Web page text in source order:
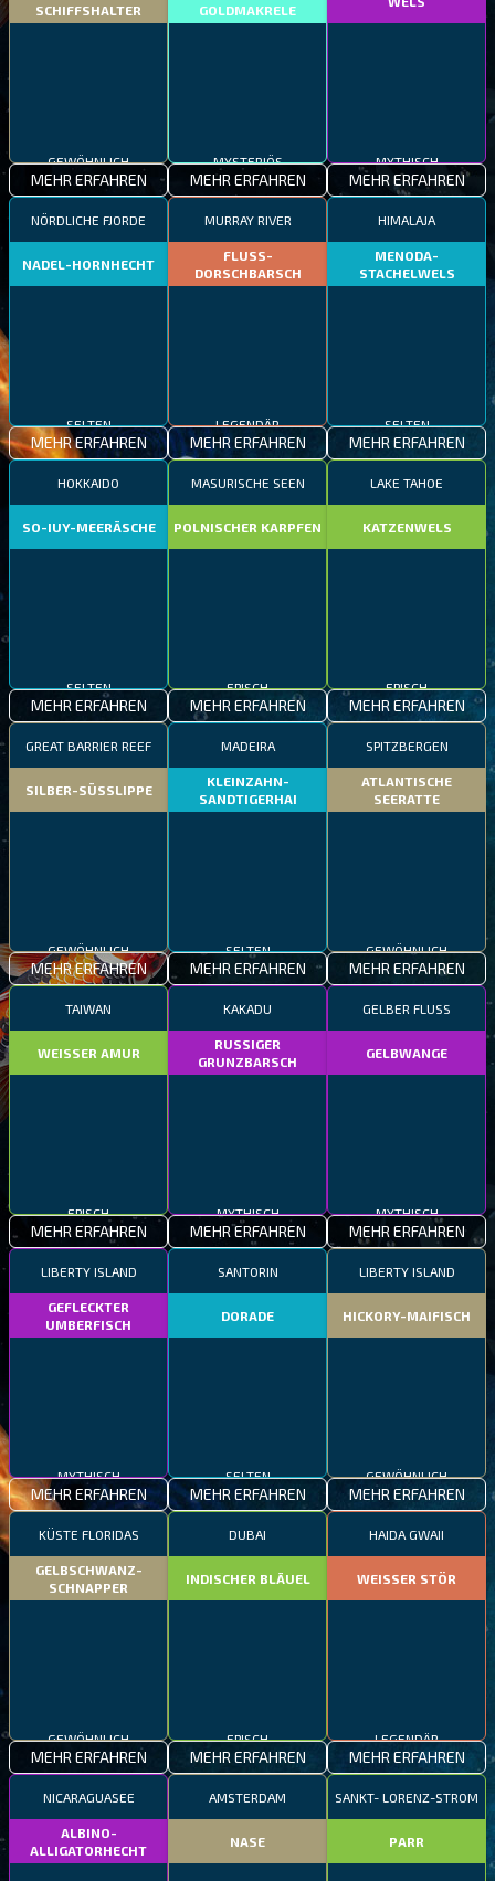
SCHIFFSHALTER
GEWÖHNLICH
MEHR ERFAHREN
GOLDMAKRELE
MYSTERIÖS
MEHR ERFAHREN
MYTHISCH
MEHR ERFAHREN
NÖRDLICHE FJORDE
NADEL-HORNHECHT
SELTEN
MEHR ERFAHREN
MURRAY RIVER
FLUSS-
DORSCHBARSCH
LEGENDÄR
MEHR ERFAHREN
HIMALAJA
MENODA-
STACHELWELS
SELTEN
MEHR ERFAHREN
HOKKAIDO
SO-IUY-MEERÄSCHE
SELTEN
MEHR ERFAHREN
MASURISCHE SEEN
POLNISCHER KARPFEN
EPISCH
MEHR ERFAHREN
LAKE TAHOE
KATZENWELS
EPISCH
MEHR ERFAHREN
GREAT BARRIER REEF
SILBER-SÜSSLIPPE
GEWÖHNLICH
MEHR ERFAHREN
MADEIRA
KLEINZAHN-
SANDTIGERHAI
SELTEN
MEHR ERFAHREN
SPITZBERGEN
ATLANTISCHE
SEERATTE
GEWÖHNLICH
MEHR ERFAHREN
TAIWAN
WEISSER AMUR
EPISCH
MEHR ERFAHREN
KAKADU
RUSSIGER
GRUNZBARSCH
MYTHISCH
MEHR ERFAHREN
GELBER FLUSS
GELBWANGE
MYTHISCH
MEHR ERFAHREN
LIBERTY ISLAND
GEFLECKTER
UMBERFISCH
MYTHISCH
MEHR ERFAHREN
SANTORIN
DORADE
SELTEN
MEHR ERFAHREN
LIBERTY ISLAND
HICKORY-MAIFISCH
GEWÖHNLICH
MEHR ERFAHREN
KÜSTE FLORIDAS
GELBSCHWANZ-
SCHNAPPER
GEWÖHNLICH
MEHR ERFAHREN
DUBAI
INDISCHER BLÄUEL
EPISCH
MEHR ERFAHREN
HAIDA GWAII
WEISSER STÖR
LEGENDÄR
MEHR ERFAHREN
NICARAGUASEE
ALBINO-
ALLIGATORHECHT
AMSTERDAM
NASE
SANKT- LORENZ-STROM
PARR